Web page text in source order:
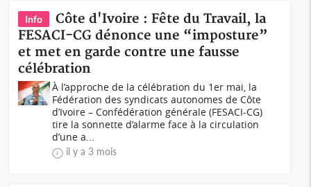
Info
Côte d'Ivoire : Fête du Travail, la
FESACI-CG dénonce une “imposture”
et met en garde contre une fausse
célébration
À l’approche de la célébration du 1er mai, la
Fédération des syndicats autonomes de Côte
d’Ivoire – Confédération générale (FESACI-CG)
tire la sonnette d’alarme face à la circulation
d’une a...
il y a 3 mois